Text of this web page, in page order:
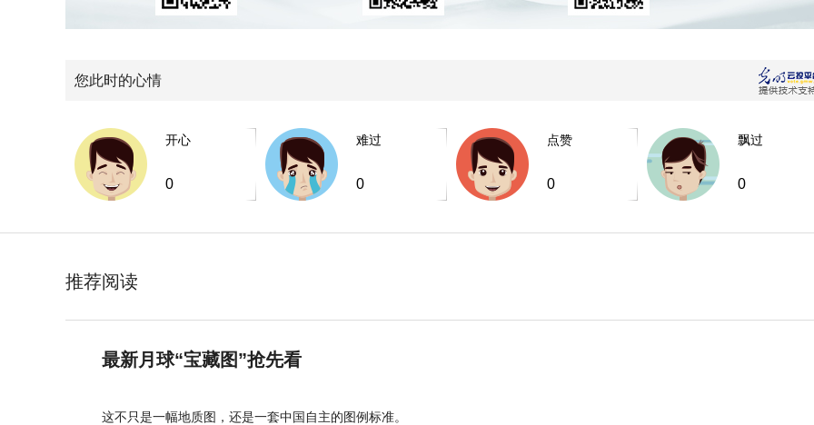
您此时的心情
开心
0
难过
0
点赞
0
飘过
0
推荐阅读
最新月球“宝藏图”抢先看
这不只是一幅地质图，还是一套中国自主的图例标准。